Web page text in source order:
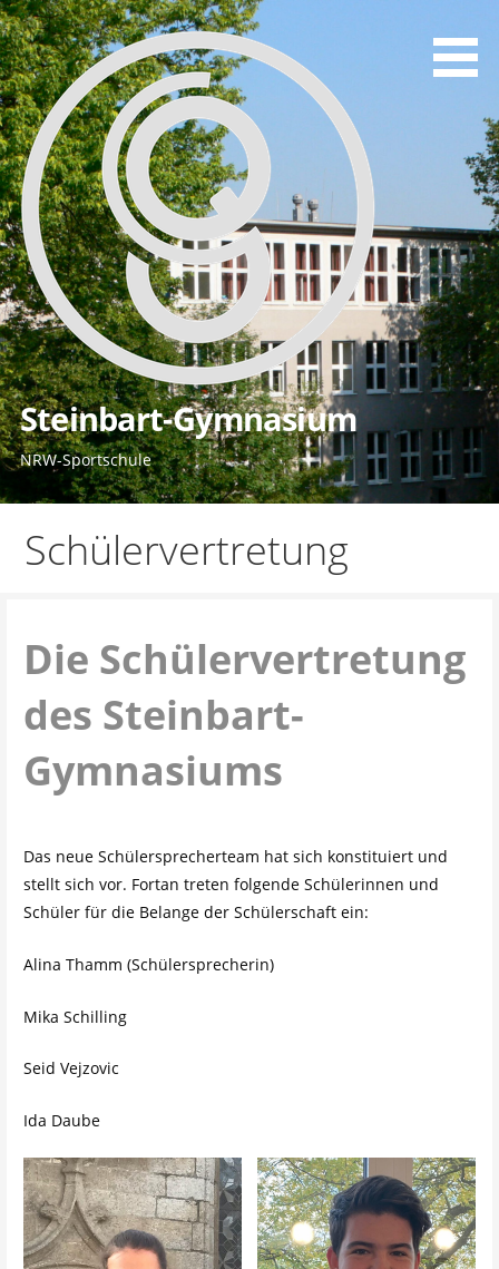
Zum
Inhalt
springen
Steinbart-Gymnasium
NRW-Sportschule
Schülervertretung
Die Schülervertretung
des Steinbart-
Gymnasiums
Das neue Schülersprecherteam hat sich konstituiert und
stellt sich vor. Fortan treten folgende Schülerinnen und
Schüler für die Belange der Schülerschaft ein:
Alina Thamm (Schülersprecherin)
Mika Schilling
Seid Vejzovic
Ida Daube